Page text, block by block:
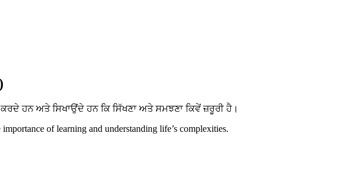
ਹਨ ਅਤੇ ਸਿਖਾਉਂਦੇ ਹਨ ਕਿ ਸਿੱਖਣਾ ਅਤੇ ਸਮਝਣਾ ਕਿਵੇਂ ਜ਼ਰੂਰੀ ਹੈ।
of learning and understanding life’s complexities.